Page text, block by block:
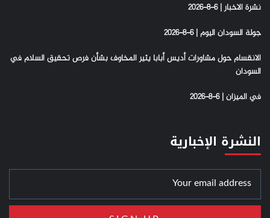
نشرة الاخبار | 6-8-2026
جولة السودان اليوم | 6-8-2026
الانقسام حول مشاورات أديس أبابا يثير المخاوف بشأن فرص تحقيق السلام في
السودان
في الميزان | 6-8-2026
النشرة الإخبارية